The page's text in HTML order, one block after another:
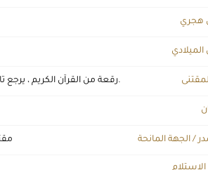
هجري
الميلادي
رقعة من القرآن الكريم ، يرجع تاريخها للفترة الإلخانية، البقرة 144.
/ الجهة المانحة
الاستلام